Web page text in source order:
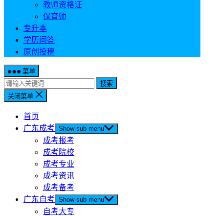
教师资格证
保育师
专升本
学历问答
原创投稿
菜单
搜索
关闭菜单
首页
广东成考 Show sub menu
成考报考
成考院校
成考专业
成考资讯
成考备考
广东自考 Show sub menu
自考大专